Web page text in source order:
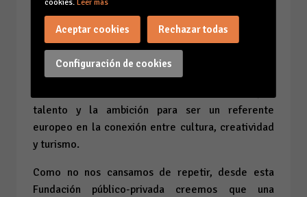
Como actor clave de esta transición que
afrontamos en Baleares, desde Impulsa
aportamos inteligencia económica, articulamos
alianzas y acompañamos al tejido empresarial y a
las instituciones en este camino. Y lo hacemos con
talento y la ambición para ser un referente
europeo en la conexión entre cultura, creatividad
y turismo.
Como no nos cansamos de repetir, desde esta
Fundación público-privada creemos que una
cookies. Leer más
Configuración de cookies
Aceptar cookies Rechazar todas